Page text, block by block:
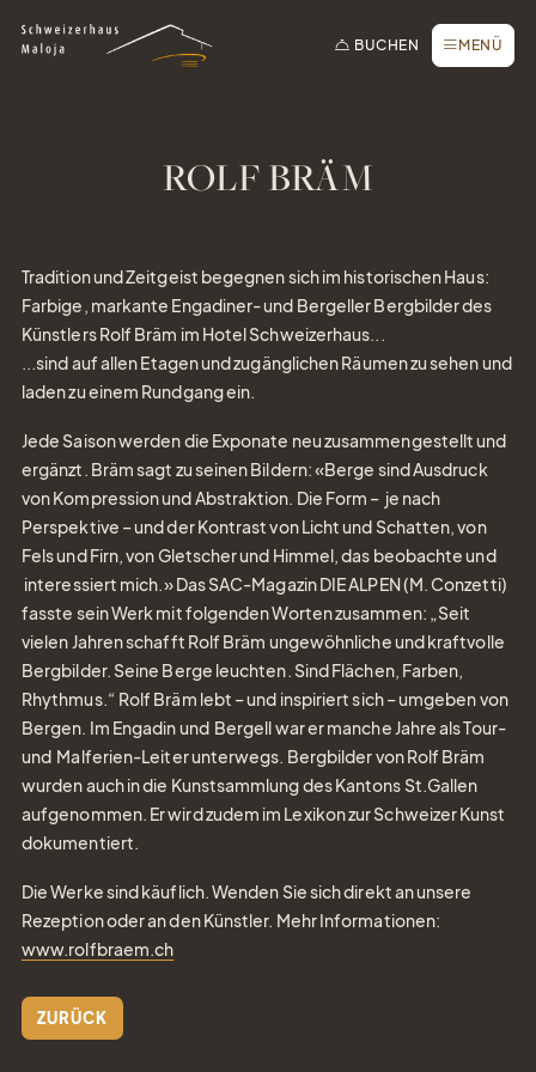
SCHLIESSEN
Online buchen
BUCHEN MENÜ
ROLF BRÄM
Tradition und Zeitgeist begegnen sich im historischen Haus:
Farbige, markante Engadiner- und Bergeller Bergbilder des
Künstlers Rolf Bräm im Hotel Schweizerhaus...
...sind auf allen Etagen und zugänglichen Räumen zu sehen und
laden zu einem Rundgang ein.
Jede Saison werden die Exponate neu zusammengestellt und
ergänzt. Bräm sagt zu seinen Bildern: «Berge sind Ausdruck
von Kompression und Abstraktion. Die Form – je nach
Perspektive – und der Kontrast von Licht und Schatten, von
Fels und Firn, von Gletscher und Himmel, das beobachte und
interessiert mich.» Das SAC-Magazin DIE ALPEN (M. Conzetti)
fasste sein Werk mit folgenden Worten zusammen: „Seit
vielen Jahren schafft Rolf Bräm ungewöhnliche und kraftvolle
Bergbilder. Seine Berge leuchten. Sind Flächen, Farben,
Rhythmus.“ Rolf Bräm lebt – und inspiriert sich – umgeben von
Bergen. Im Engadin und Bergell war er manche Jahre als Tour-
und Malferien-Leiter unterwegs. Bergbilder von Rolf Bräm
wurden auch in die Kunstsammlung des Kantons St.Gallen
aufgenommen. Er wird zudem im Lexikon zur Schweizer Kunst
dokumentiert.
Die Werke sind käuflich. Wenden Sie sich direkt an unsere
Rezeption oder an den Künstler. Mehr Informationen:
www.rolfbraem.ch
ZURÜCK